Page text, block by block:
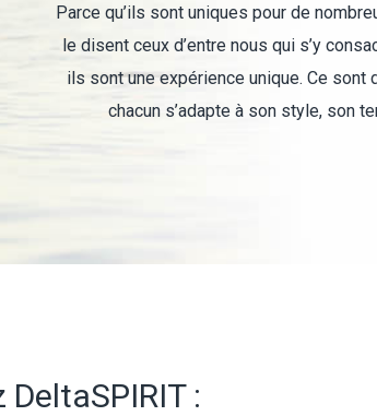
Parce qu’ils sont uniques pour de
le disent ceux d’entre nous qui s’y
ils sont une expérience unique. Ce
chacun s’adapte à son style, son
: